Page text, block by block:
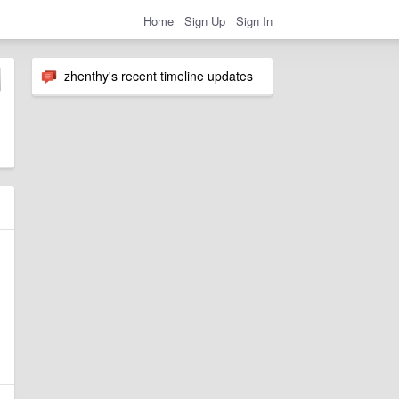
Home Sign Up Sign In
zhenthy's recent timeline updates